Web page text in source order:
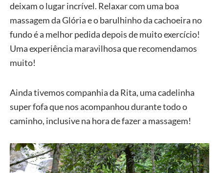
deixam o lugar incrível. Relaxar com uma boa
massagem da Glória e o barulhinho da cachoeira no
fundo é a melhor pedida depois de muito exercício!
Uma experiência maravilhosa que recomendamos
muito!
Ainda tivemos companhia da Rita, uma cadelinha
super fofa que nos acompanhou durante todo o
caminho, inclusive na hora de fazer a massagem!